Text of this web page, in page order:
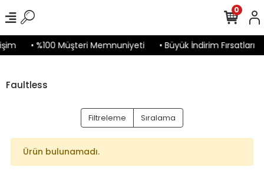
• %100 Müşteri Memnuniyeti • Büyük İndirim Fırsatları
0
Faultless
Filtreleme Sıralama
Ürün bulunamadı.